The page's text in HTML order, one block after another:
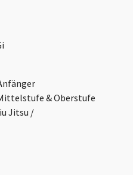
& Oberstufe
Jitsu /